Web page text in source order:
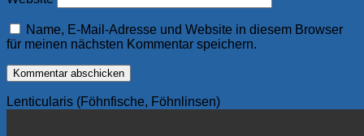
Name, E-Mail-Adresse und Website in diesem Browser
für meinen nächsten Kommentar speichern.
Lenticularis (Föhnfische, Föhnlinsen)